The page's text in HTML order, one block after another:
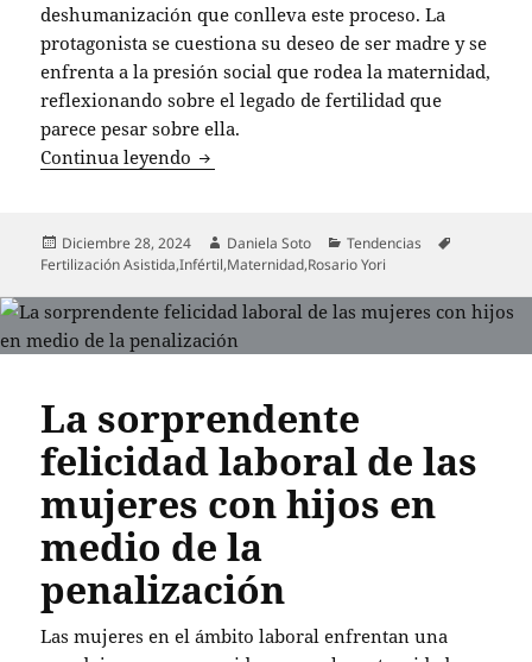
deshumanización que conlleva este proceso. La
protagonista se cuestiona su deseo de ser madre y se
enfrenta a la presión social que rodea la maternidad,
reflexionando sobre el legado de fertilidad que
parece pesar sobre ella.
Continua leyendo La lucha de Rosario Yori por la
Publicado
el
Diciembre 28, 2024 Autor
Daniela Soto Categorías
Tendencias
Fertilización Asistida,Infértil,Maternidad,Rosario Yori
La sorprendente
felicidad laboral de las
mujeres con hijos en
medio de la
penalización
Las mujeres en el ámbito laboral enfrentan una